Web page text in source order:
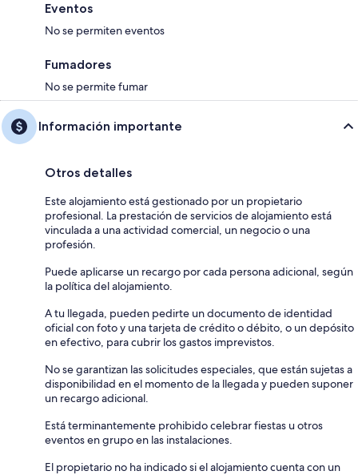
Eventos
No se permiten eventos
Fumadores
No se permite fumar
Información importante
Otros detalles
Este alojamiento está gestionado por un propietario
profesional. La prestación de servicios de alojamiento está
vinculada a una actividad comercial, un negocio o una
profesión.
Puede aplicarse un recargo por cada persona adicional, según
la política del alojamiento.
A tu llegada, pueden pedirte un documento de identidad
oficial con foto y una tarjeta de crédito o débito, o un depósito
en efectivo, para cubrir los gastos imprevistos.
No se garantizan las solicitudes especiales, que están sujetas a
disponibilidad en el momento de la llegada y pueden suponer
un recargo adicional.
Está terminantemente prohibido celebrar fiestas u otros
eventos en grupo en las instalaciones.
El propietario no ha indicado si el alojamiento cuenta con un